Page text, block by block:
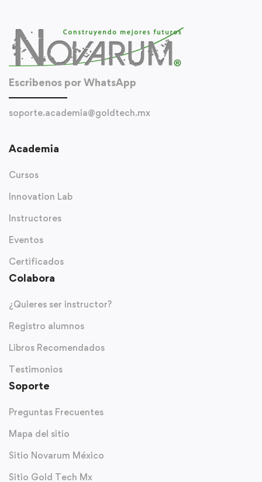
Escribenos por WhatsApp
soporte.academia@goldtech.mx
Academia
Cursos
Innovation Lab
Instructores
Eventos
Certificados
Colabora
¿Quieres ser instructor?
Registro alumnos
Libros Recomendados
Testimonios
Soporte
Preguntas Frecuentes
Mapa del sitio
Sitio Novarum México
Sitio Gold Tech Mx